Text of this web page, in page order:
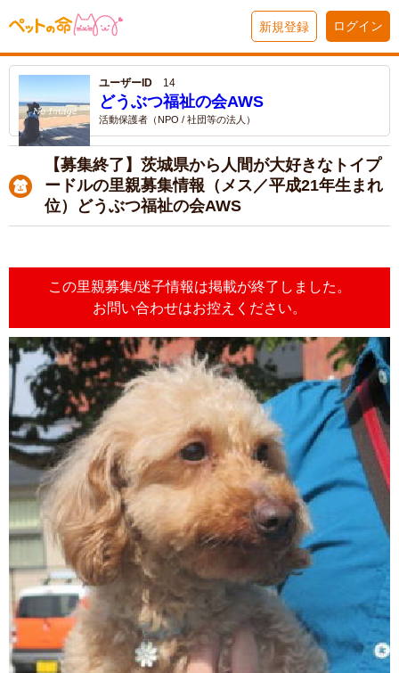
新規登録 ログイン
ユーザーID 14
どうぶつ福祉の会AWS
活動保護者（NPO / 社団等の法人）
【募集終了】茨城県から人間が大好きなトイプ
ードルの里親募集情報（メス／平成21年生まれ
位）どうぶつ福祉の会AWS
この里親募集/迷子情報は掲載が終了しました。
お問い合わせはお控えください。